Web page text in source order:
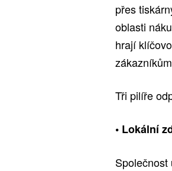
přes
oblasti
hrají
Tři pilíře
• Lokální